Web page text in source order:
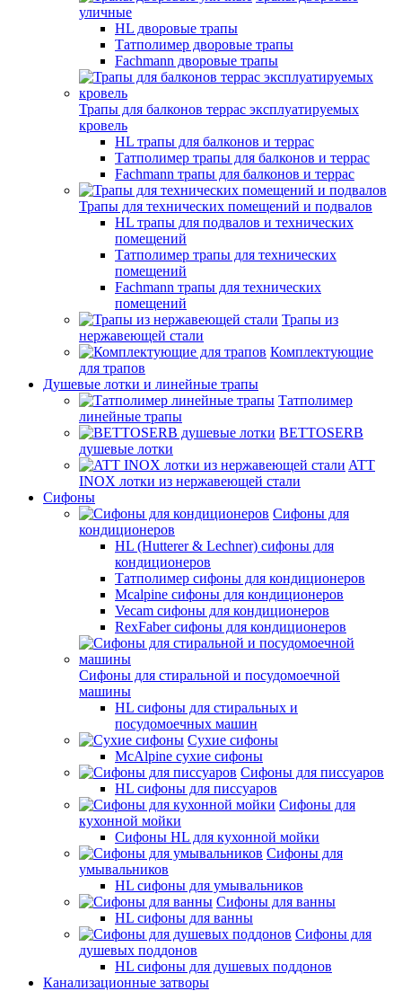
уличные
HL дворовые трапы
Татполимер дворовые трапы
Fachmann дворовые трапы
Трапы для балконов террас эксплуатируемых
кровель
HL трапы для балконов и террас
Татполимер трапы для балконов и террас
Fachmann трапы для балконов и террас
Трапы для технических помещений и подвалов
HL трапы для подвалов и технических
помещений
Татполимер трапы для технических
помещений
Fachmann трапы для технических
помещений
Трапы из
нержавеющей стали
Комплектующие
для трапов
Душевые лотки и линейные трапы
Татполимер
линейные трапы
BETTOSERB
душевые лотки
ATT
INOX лотки из нержавеющей стали
Сифоны
Сифоны для
кондиционеров
HL (Hutterer & Lechner) сифоны для
кондиционеров
Татполимер сифоны для кондиционеров
Mcalpine сифоны для кондиционеров
Vecam сифоны для кондиционеров
RexFaber сифоны для кондиционеров
Сифоны для стиральной и посудомоечной
машины
HL сифоны для стиральных и
посудомоечных машин
Сухие сифоны
McAlpine сухие сифоны
Сифоны для писсуаров
HL сифоны для писсуаров
Сифоны для
кухонной мойки
Сифоны HL для кухонной мойки
Сифоны для
умывальников
HL сифоны для умывальников
Сифоны для ванны
HL сифоны для ванны
Сифоны для
душевых поддонов
HL сифоны для душевых поддонов
Канализационные затворы